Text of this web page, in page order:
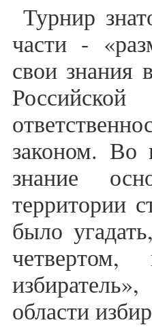
Турнир
части -
свои знания
законом. Во
знание
территории
было
области